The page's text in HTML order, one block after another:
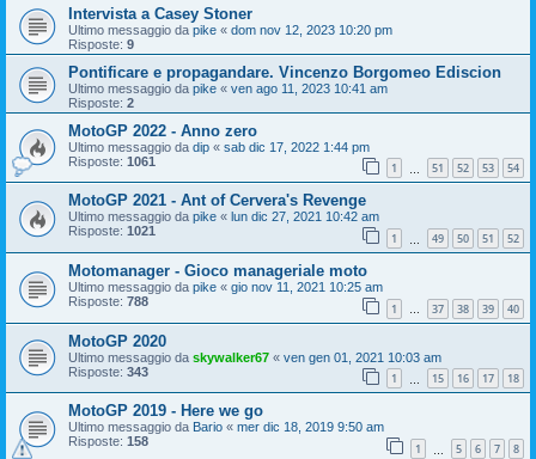
Intervista a Casey Stoner
Ultimo messaggio da pike « dom nov 12, 2023 10:20 pm
Risposte: 9
Pontificare e propagandare. Vincenzo Borgomeo Ediscion
Ultimo messaggio da pike « ven ago 11, 2023 10:41 am
Risposte: 2
MotoGP 2022 - Anno zero
Ultimo messaggio da dip « sab dic 17, 2022 1:44 pm
Risposte: 1061 1 51 52 53 54
MotoGP 2021 - Ant of Cervera's Revenge
Ultimo messaggio da pike « lun dic 27, 2021 10:42 am
Risposte: 1021 1 49 50 51 52
Motomanager - Gioco manageriale moto
Ultimo messaggio da pike « gio nov 11, 2021 10:25 am
Risposte: 788 1 … 37 38 39 40
MotoGP 2020
Ultimo messaggio da skywalker67 « ven gen 01, 2021 10:03 am
Risposte: 343 1 15 16 17 18
MotoGP 2019 - Here we go
Ultimo messaggio da Bario « mer dic 18, 2019 9:50 am
Risposte: 158 1 5 6 7 8